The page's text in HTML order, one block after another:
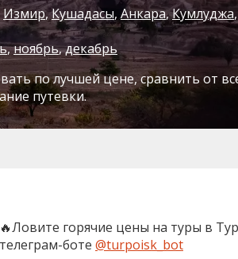
Измир Кушадасы Анкара Кумлуджа
,ноябрь,декабрь
по лучшей цене, сравнить от
путевки.
🔥Ловите горячие цены на туры в
телеграм-боте @turpoisk_bot